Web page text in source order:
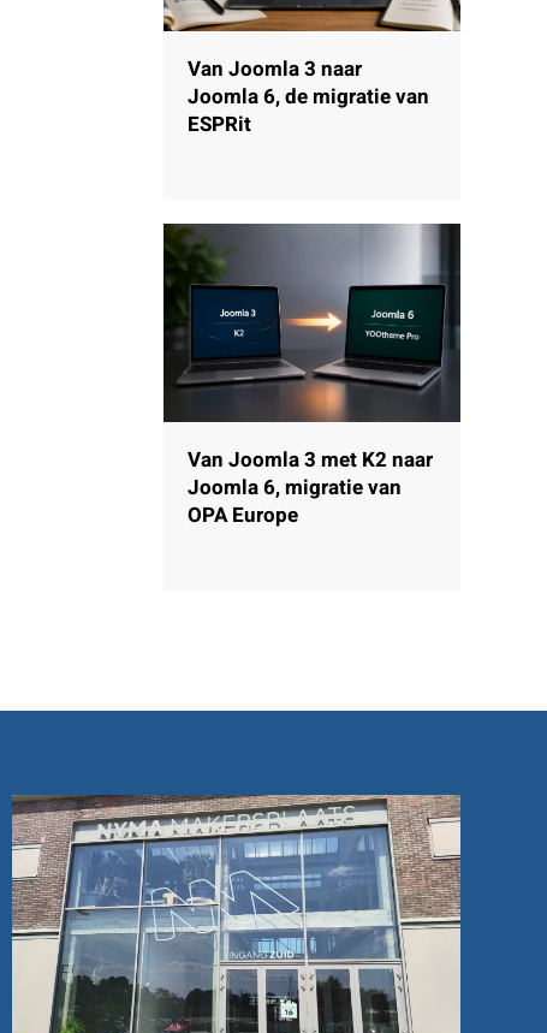
Van Joomla 3 naar
Joomla 6, de migratie van
ESPRit
Van Joomla 3 met K2 naar
Joomla 6, migratie van
OPA Europe